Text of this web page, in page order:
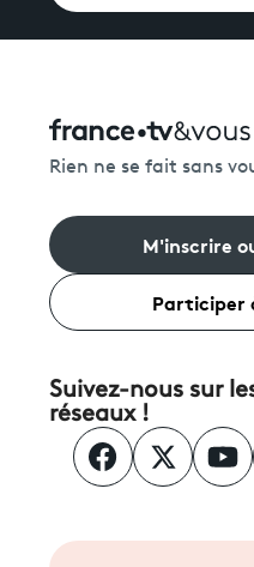
Rien ne se fait sans
M'inscrire
Participer
Suivez-nous sur
réseaux !